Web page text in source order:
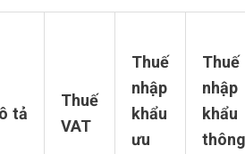
tả
Thuế
VAT
Thuế
nhập
khẩu
ưu
Thuế
nhập
khẩu
thông